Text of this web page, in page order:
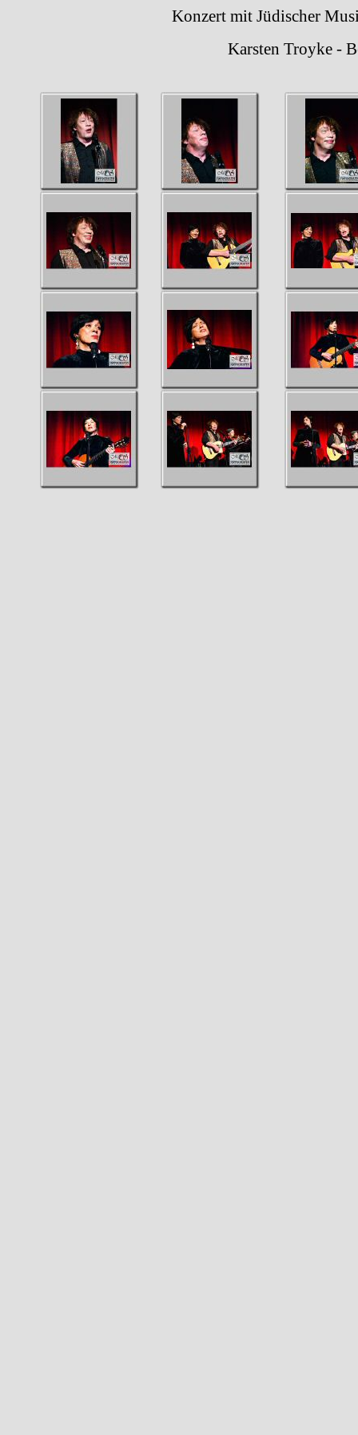
Konzert mit Jüdischer Musik im
Karsten Troyke - Bente